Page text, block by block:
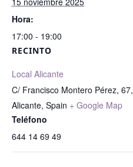
Hora:
17:00 - 19:00
RECINTO
Local Alicante
C/ Francisco Montero Pérez, 67,
Alicante, Spain + Google Map
Teléfono
644 14 69 49